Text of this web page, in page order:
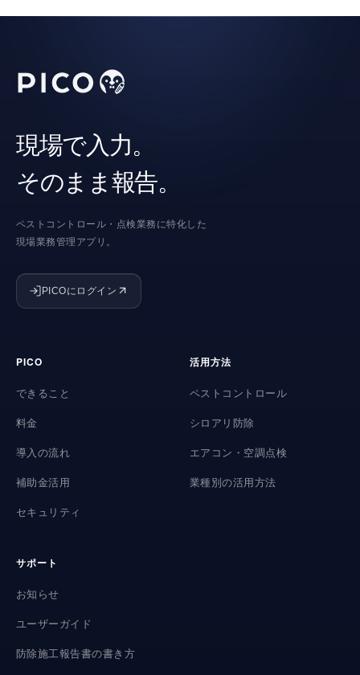
現場で入力。
そのまま報告。
ペストコントロール・点検業務に特化した
現場業務管理アプリ。
PICOにログイン
PICO
できること
料金
導入の流れ
補助金活用
セキュリティ
活用方法
ペストコントロール
シロアリ防除
エアコン・空調点検
業種別の活用方法
サポート
お知らせ
ユーザーガイド
防除施工報告書の書き方